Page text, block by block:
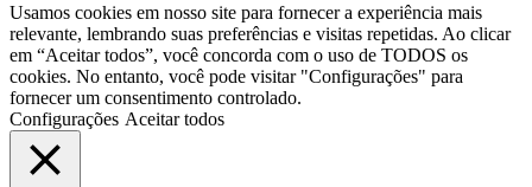
Usamos cookies em nosso site para fornecer a experiência mais
relevante, lembrando suas preferências e visitas repetidas. Ao clicar
em “Aceitar todos”, você concorda com o uso de TODOS os
cookies. No entanto, você pode visitar "Configurações" para
fornecer um consentimento controlado.
Configurações Aceitar todos